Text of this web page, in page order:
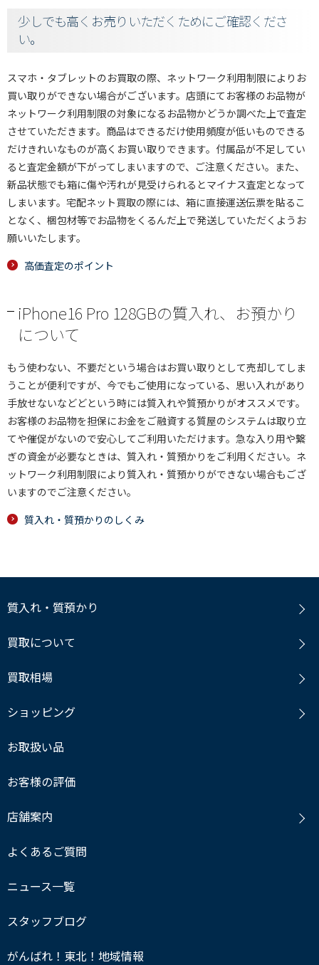
少しでも高くお売りいただくためにご確認くださ
い。
スマホ・タブレットのお買取の際、ネットワーク利用制限によりお
買い取りができない場合がございます。店頭にてお客様のお品物が
ネットワーク利用制限の対象になるお品物かどうか調べた上で査定
させていただきます。商品はできるだけ使用頻度が低いものできる
だけきれいなものが高くお買い取りできます。付属品が不足してい
ると査定金額が下がってしまいますので、ご注意ください。また、
新品状態でも箱に傷や汚れが見受けられるとマイナス査定となって
しまいます。宅配ネット買取の際には、箱に直接運送伝票を貼るこ
となく、梱包材等でお品物をくるんだ上で発送していただくようお
願いいたします。
高価査定のポイント
iPhone16 Pro 128GBの質入れ、お預かり
について
もう使わない、不要だという場合はお買い取りとして売却してしま
うことが便利ですが、今でもご使用になっている、思い入れがあり
手放せないなどどという時には質入れや質預かりがオススメです。
お客様のお品物を担保にお金をご融資する質屋のシステムは取り立
てや催促がないので安心してご利用いただけます。急な入り用や繋
ぎの資金が必要なときは、質入れ・質預かりをご利用ください。ネ
ットワーク利用制限により質入れ・質預かりができない場合もござ
いますのでご注意ください。
質入れ・質預かりのしくみ
質入れ・質預かり
買取について
買取相場
ショッピング
お取扱い品
お客様の評価
店舗案内
よくあるご質問
ニュース一覧
スタッフブログ
がんばれ！東北！地域情報